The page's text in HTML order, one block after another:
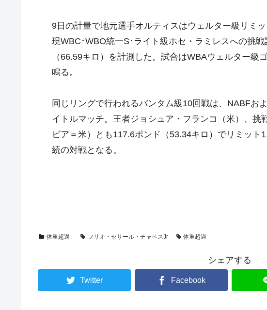
9日の計量で地元選手オルティスはウェルター級リミ
現WBC･WBO統一S･ライト級ホセ・ラミレスへの挑
（66.59キロ）を計測した。試合はWBAウェルター級
鳴る。
同じリングで行われるバンタム級10回戦は、NABFお
イトルマッチ。王者ジョシュア・フランコ（米）、挑
ビア＝米）とも117.6ポンド（53.34キロ）でリミット
続の対戦となる。
体重超過 フリオ・セサール・チャベスJr 体重超過
シェアする
Twitter Facebook